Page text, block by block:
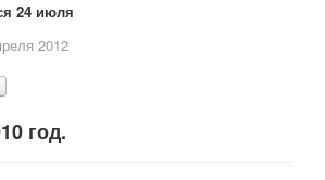
24 июля
2012
год.